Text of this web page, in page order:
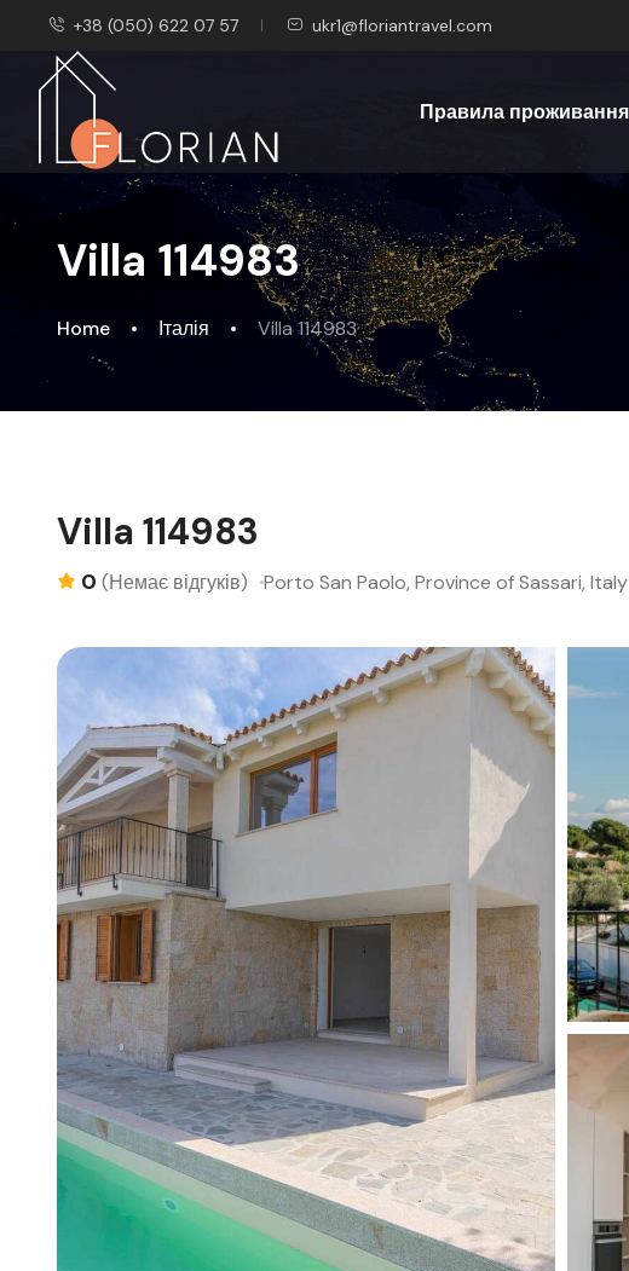
+38 (050) 622 07 57 ukr1@floriantravel.com
Правила проживання
Villa 114983
Home Італія Villa 114983
Villa 114983
0 (Немає відгуків) Porto San Paolo, Province of Sassari, Italy